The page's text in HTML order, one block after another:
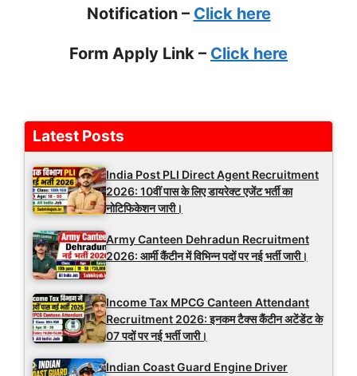
Notification – Click here
Form Apply Link – Click here
Latest Posts
India Post PLI Direct Agent Recruitment
2026: 10वीं पास के लिए डायरेक्ट एजेंट भर्ती का
नोटिफिकेशन जारी।
Army Canteen Dehradun Recruitment
2026: आर्मी कैंटीन में विभिन्न पदों पर नई भर्ती जारी।
Income Tax MPCG Canteen Attendant
Recruitment 2026: इनकम टैक्स कैंटीन अटेंडेंट के
07 पदों पर नई भर्ती जारी।
Indian Coast Guard Engine Driver